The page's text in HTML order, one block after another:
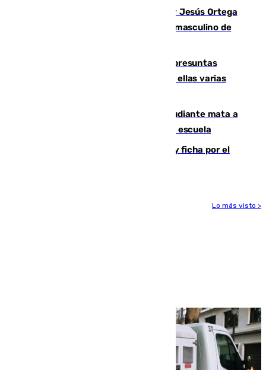
Dos sevillanos de oro: Manuel Cruz y Jesús Ortega
ganan el campeonato del mundo sub19 masculino de
Un juzgado de Ceuta investiga seis presuntas
agresiones sexuales a migrantes, entre ellas varias
Desastre en Tailandia: un joven estudiante mata a
tiros a sus abuelo y a profesores en una escuela
Luca Zidane rompe con el Granada y ficha por el
Lo más visto >